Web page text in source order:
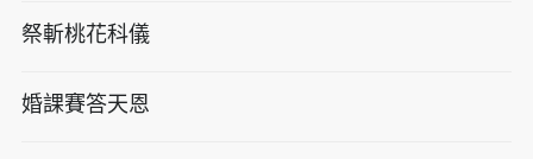
祭斬桃花科儀
婚課賽答天恩